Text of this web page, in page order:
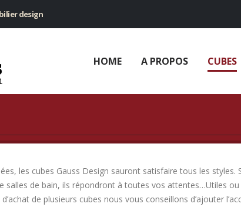
design
HOME A PROPOS CUBES
les cubes Gauss Design sauront satisfaire tous les
salles de bain, ils répondront à toutes vos attentes…Utiles
de plusieurs cubes nous vous conseillons d’ajouter